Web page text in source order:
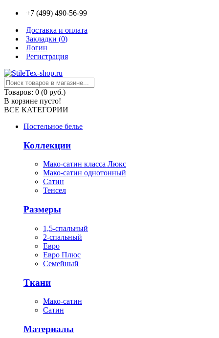
+7 (499) 490-56-99
Доставка и оплата
Закладки (0)
Логин
Регистрация
Товаров: 0 (0 руб.)
В корзине пусто!
ВСЕ КАТЕГОРИИ
Постельное белье
Коллекции
Мако-сатин класса Люкс
Мако-сатин однотонный
Сатин
Тенсел
Размеры
1,5-спальный
2-спальный
Евро
Евро Плюс
Семейный
Ткани
Мако-сатин
Сатин
Материалы